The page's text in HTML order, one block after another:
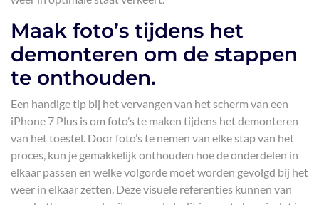
Maak foto’s tijdens het
demonteren om de stappen
te onthouden.
Een handige tip bij het vervangen van het scherm van een
iPhone 7 Plus is om foto’s te maken tijdens het demonteren
van het toestel. Door foto’s te nemen van elke stap van het
proces, kun je gemakkelijk onthouden hoe de onderdelen in
elkaar passen en welke volgorde moet worden gevolgd bij het
weer in elkaar zetten. Deze visuele referenties kunnen van